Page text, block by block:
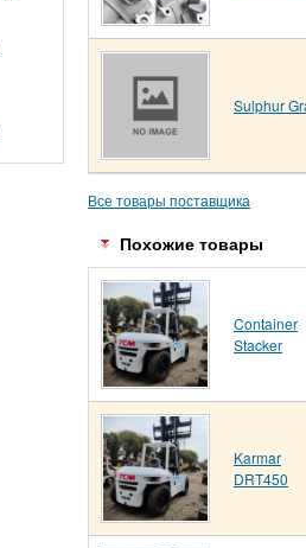
Sulphur
Все товары поставщика
Похожие товары
Container
Stacker
Karmar
DRT450